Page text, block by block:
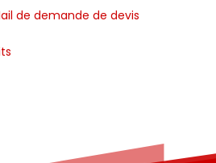
de demande de devis